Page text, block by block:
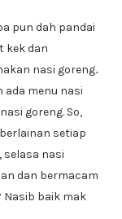
pun dah pandai
kek dan
nasi goreng..
ada menu nasi
goreng. So,
setiap
selasa nasi
dan bermacam
Nasib baik mak